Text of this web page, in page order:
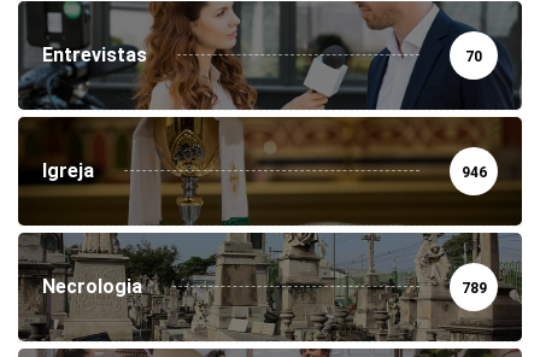
Entrevistas 70
Igreja 946
Necrologia 789